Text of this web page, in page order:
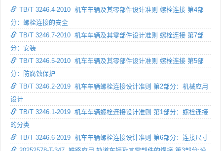
TB/T 3246.4-2010 机车车辆及其零部件设计准则 螺栓连接 第4部
分：螺栓连接的安全
TB/T 3246.7-2010 机车车辆及其零部件设计准则 螺栓连接 第7部
分：安装
TB/T 3246.5-2010 机车车辆及其零部件设计准则 螺栓连接 第5部
分：防腐蚀保护
TB/T 3246.2-2019 机车车辆螺栓连接设计准则 第2部分：机械应用
设计
TB/T 3246.1-2019 机车车辆螺栓连接设计准则 第1部分：螺栓连接
的分类
TB/T 3246.6-2019 机车车辆螺栓连接设计准则 第6部分：连接尺寸